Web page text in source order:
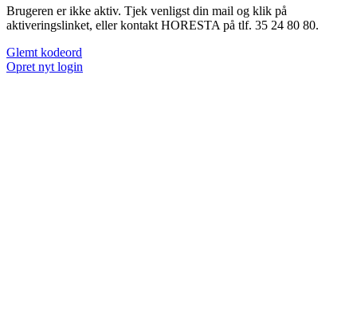
Brugeren er ikke aktiv. Tjek venligst din mail og klik på
aktiveringslinket, eller kontakt HORESTA på tlf. 35 24 80 80.
Glemt kodeord
Opret nyt login